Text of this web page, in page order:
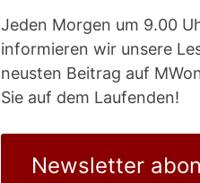
Jeden Morgen um 9.00
informieren wir unsere
neusten Beitrag auf
Sie auf dem Laufenden!
Newsletter